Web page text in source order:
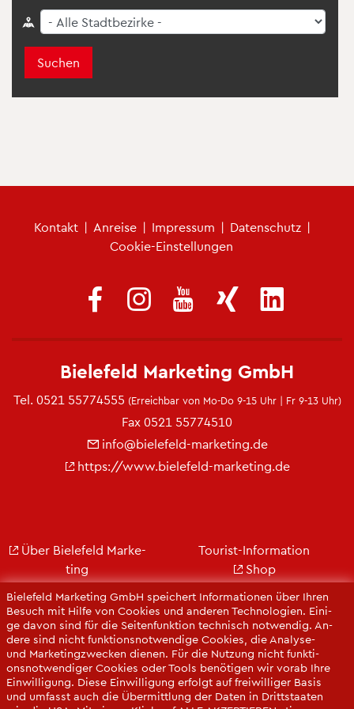
Suchen
Kon­takt | An­rei­se | Im­pres­sum | Da­ten­schutz |
Coo­kie-Ein­stel­lun­gen
Bie­le­feld Mar­ke­ting GmbH spei­chert In­for­ma­tio­nen über Ihren
Be­such mit Hilfe von Coo­kies und an­de­ren Tech­no­lo­gi­en. Ei­ni­
ge davon sind für die Sei­ten­funk­ti­on tech­nisch not­wen­dig. An­
de­re sind nicht funk­ti­ons­not­wen­di­ge Coo­kies, die Ana­ly­se-
und Mar­ke­ting­zwe­cken die­nen. Für die Nut­zung nicht funk­ti­
ons­not­wen­di­ger Coo­kies oder Tools be­nö­ti­gen wir vorab Ihre
Ein­wil­li­gung. Diese Ein­wil­li­gung er­folgt auf frei­wil­li­ger Basis
und um­fasst auch die Über­mitt­lung der Daten in Dritt­staa­ten
Bie­le­feld Mar­ke­ting GmbH
Tel. 0521 55774555 (Er­reich­bar von Mo-Do 9-15 Uhr | Fr 9-13 Uhr)
Fax 0521 55774510
info@​bielefeld-​marketing.​de
https://​www.​bielefeld-​marketing.​de
Über Bie­le­feld Mar­ke­
ting
Kon­takt
Ge­schäfts­be­richt
Pres­se
Tou­rist-In­for­ma­ti­on
Shop
Bie­le­feld-Gut­schein
Web­cams